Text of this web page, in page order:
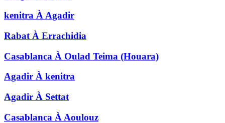
kenitra ÀAgadir
Rabat À Errachidia
Casablanca À Oulad Teima (Houara)
Agadir À kenitra
Agadir À Settat
Casablanca À Aoulouz